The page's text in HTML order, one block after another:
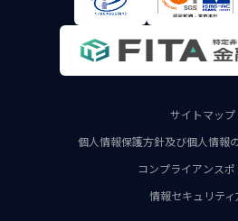
サイトマップ
個人情報保護方針及び個人情報
コンプライアンスポ
情報セキュリティ